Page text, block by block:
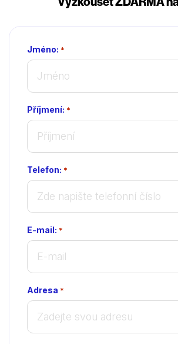
Jméno: *
Příjmení: *
Telefon: *
E-mail: *
Adresa *